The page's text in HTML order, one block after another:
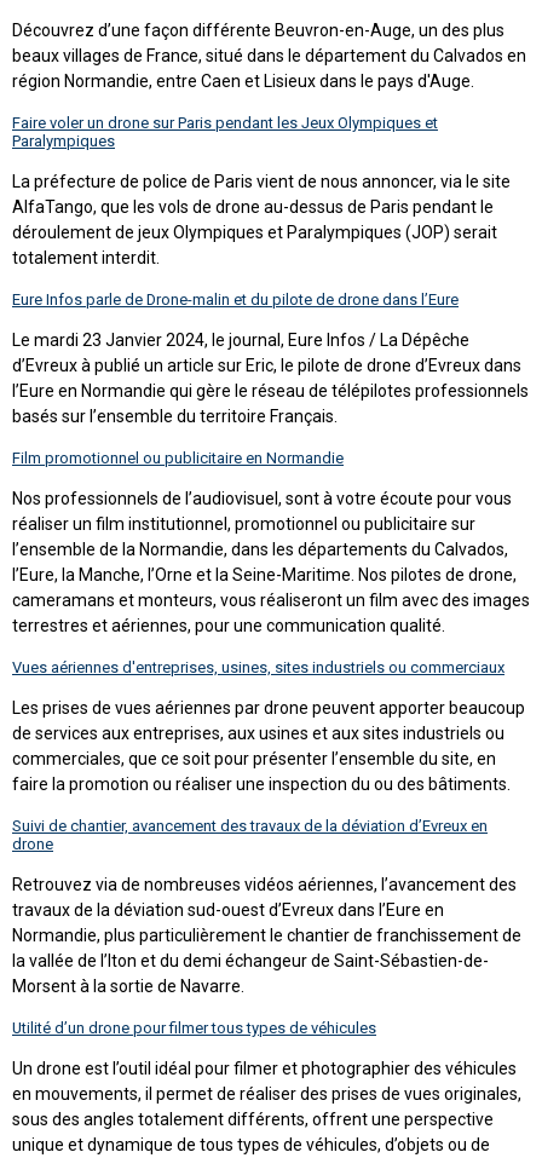
Découvrez d’une façon différente Beuvron-en-Auge, un des plus
beaux villages de France, situé dans le département du Calvados en
région Normandie, entre Caen et Lisieux dans le pays d'Auge.
Faire voler un drone sur Paris pendant les Jeux Olympiques et
Paralympiques
La préfecture de police de Paris vient de nous annoncer, via le site
AlfaTango, que les vols de drone au-dessus de Paris pendant le
déroulement de jeux Olympiques et Paralympiques (JOP) serait
totalement interdit.
Eure Infos parle de Drone-malin et du pilote de drone dans l’Eure
Le mardi 23 Janvier 2024, le journal, Eure Infos / La Dépêche
d’Evreux à publié un article sur Eric, le pilote de drone d’Evreux dans
l’Eure en Normandie qui gère le réseau de télépilotes professionnels
basés sur l’ensemble du territoire Français.
Film promotionnel ou publicitaire en Normandie
Nos professionnels de l’audiovisuel, sont à votre écoute pour vous
réaliser un film institutionnel, promotionnel ou publicitaire sur
l’ensemble de la Normandie, dans les départements du Calvados,
l’Eure, la Manche, l’Orne et la Seine-Maritime. Nos pilotes de drone,
cameramans et monteurs, vous réaliseront un film avec des images
terrestres et aériennes, pour une communication qualité.
Vues aériennes d'entreprises, usines, sites industriels ou commerciaux
Les prises de vues aériennes par drone peuvent apporter beaucoup
de services aux entreprises, aux usines et aux sites industriels ou
commerciales, que ce soit pour présenter l’ensemble du site, en
faire la promotion ou réaliser une inspection du ou des bâtiments.
Suivi de chantier, avancement des travaux de la déviation d’Evreux en
drone
Retrouvez via de nombreuses vidéos aériennes, l’avancement des
travaux de la déviation sud-ouest d’Evreux dans l’Eure en
Normandie, plus particulièrement le chantier de franchissement de
la vallée de l’Iton et du demi échangeur de Saint-Sébastien-de-
Morsent à la sortie de Navarre.
Utilité d’un drone pour filmer tous types de véhicules
Un drone est l’outil idéal pour filmer et photographier des véhicules
en mouvements, il permet de réaliser des prises de vues originales,
sous des angles totalement différents, offrent une perspective
unique et dynamique de tous types de véhicules, d’objets ou de